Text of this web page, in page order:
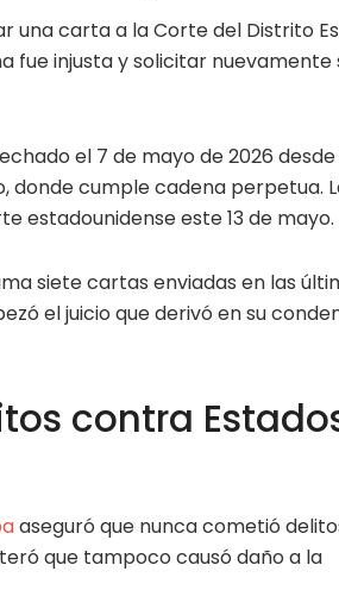
una carta a la Corte del Distrito
fue injusta y solicitar nuevamente
el 7 de mayo de 2026
donde cumple cadena perpetua.
estadounidense este 13 de mayo.
siete cartas enviadas en las
el juicio que derivó en su
contra
aseguró que nunca cometió
que tampoco causó daño a la